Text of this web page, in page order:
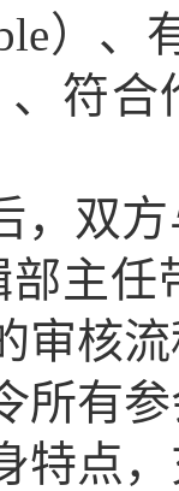
）、
符
，双
主
审核
所有
特点